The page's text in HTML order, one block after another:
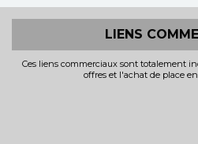
LIENS
Ces liens commerciaux sont totalement
offres et l'achat de place